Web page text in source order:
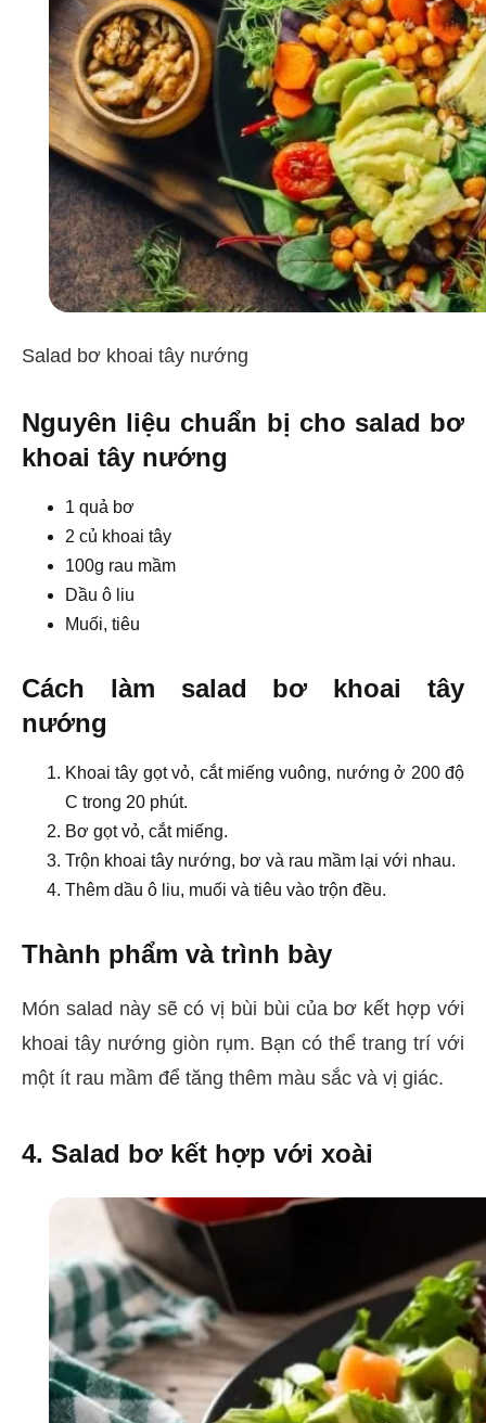
Salad bơ khoai tây nướng
Nguyên liệu chuẩn bị cho salad bơ
khoai tây nướng
1 quả bơ
2 củ khoai tây
100g rau mầm
Dầu ô liu
Muối, tiêu
Cách làm salad bơ khoai tây
nướng
Khoai tây gọt vỏ, cắt miếng vuông, nướng ở 200 độ
C trong 20 phút.
Bơ gọt vỏ, cắt miếng.
Trộn khoai tây nướng, bơ và rau mầm lại với nhau.
Thêm dầu ô liu, muối và tiêu vào trộn đều.
Thành phẩm và trình bày
Món salad này sẽ có vị bùi bùi của bơ kết hợp với
khoai tây nướng giòn rụm. Bạn có thể trang trí với
một ít rau mầm để tăng thêm màu sắc và vị giác.
4. Salad bơ kết hợp với xoài